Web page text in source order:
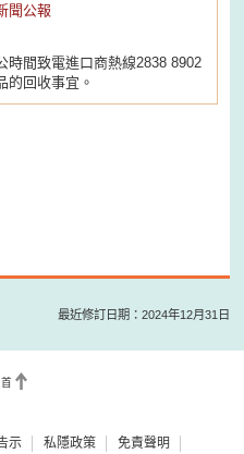
聞公報
時間致電進口商熱線2838 8902
的回收事宜。
最近修訂日期：2024年12月31日
首
示 私隱政策 免責聲明